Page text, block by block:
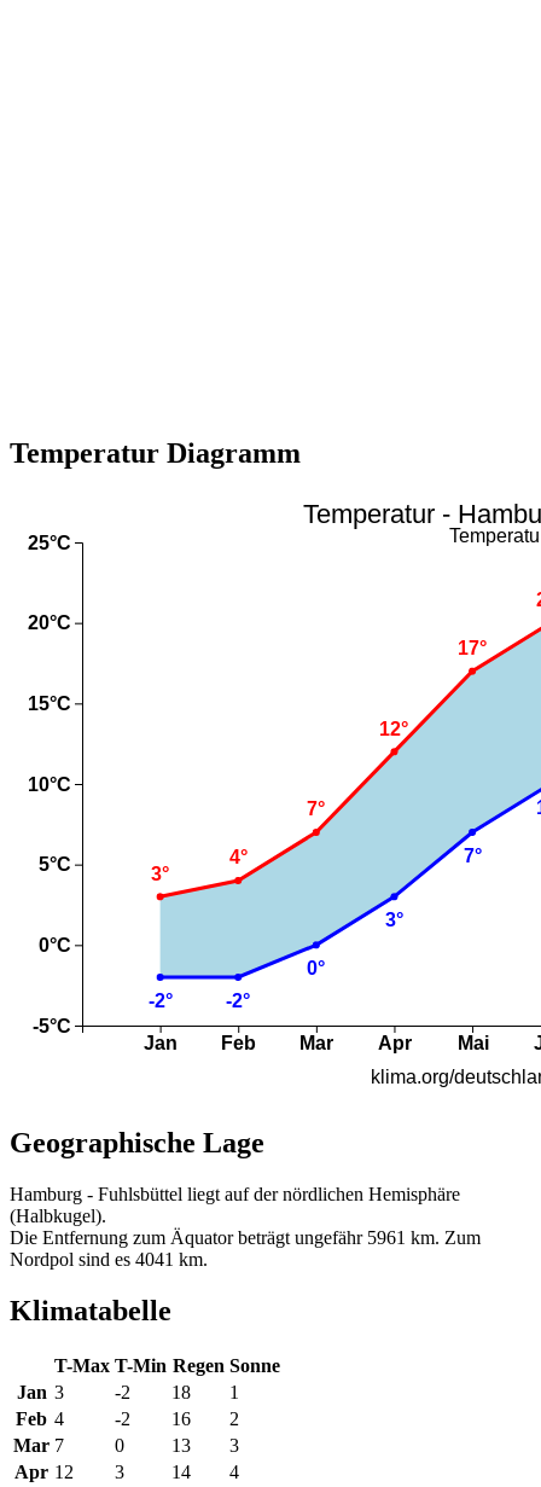
Temperatur Diagramm
Geographische Lage
Hamburg - Fuhlsbüttel liegt auf der nördlichen Hemisphäre
(Halbkugel).
Die Entfernung zum Äquator beträgt ungefähr 5961 km. Zum
Nordpol sind es 4041 km.
Klimatabelle
T-Max T-Min Regen Sonne
Jan 3 -2 18
1
Feb 4 -2 16
2
Mar 7 0 13
3
Apr 12 3 14 4